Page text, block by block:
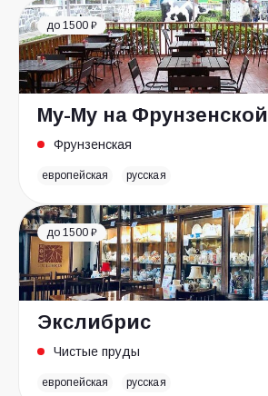
до 1500 ₽
Му-Му на Фрунзенской
Фрунзенская
европейская русская
до 1500 ₽
Экслибрис
Чистые пруды
европейская русская